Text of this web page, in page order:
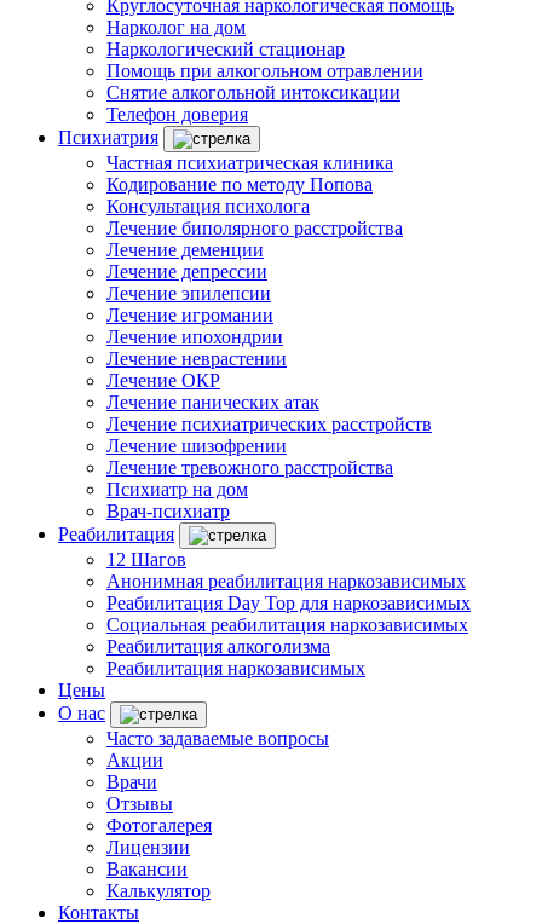
Круглосуточная наркологическая помощь
Нарколог на дом
Наркологический стационар
Помощь при алкогольном отравлении
Снятие алкогольной интоксикации
Телефон доверия
Психиатрия
Частная психиатрическая клиника
Кодирование по методу Попова
Консультация психолога
Лечение биполярного расстройства
Лечение деменции
Лечение депрессии
Лечение эпилепсии
Лечение игромании
Лечение ипохондрии
Лечение неврастении
Лечение ОКР
Лечение панических атак
Лечение психиатрических расстройств
Лечение шизофрении
Лечение тревожного расстройства
Психиатр на дом
Врач-психиатр
Реабилитация
12 Шагов
Анонимная реабилитация наркозависимых
Реабилитация Day Top для наркозависимых
Социальная реабилитация наркозависимых
Реабилитация алкоголизма
Реабилитация наркозависимых
Цены
О нас
Часто задаваемые вопросы
Акции
Врачи
Отзывы
Фотогалерея
Лицензии
Вакансии
Калькулятор
Контакты